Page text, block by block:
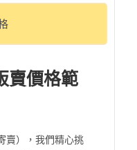
賣價格範
賣），我們精心挑